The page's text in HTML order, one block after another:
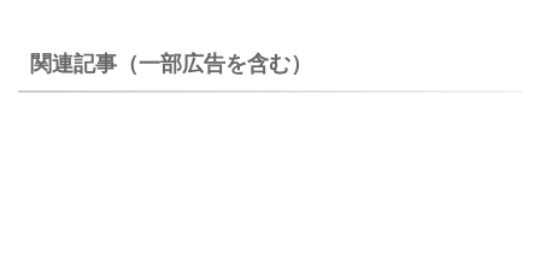
関連記事（一部広告を含む）